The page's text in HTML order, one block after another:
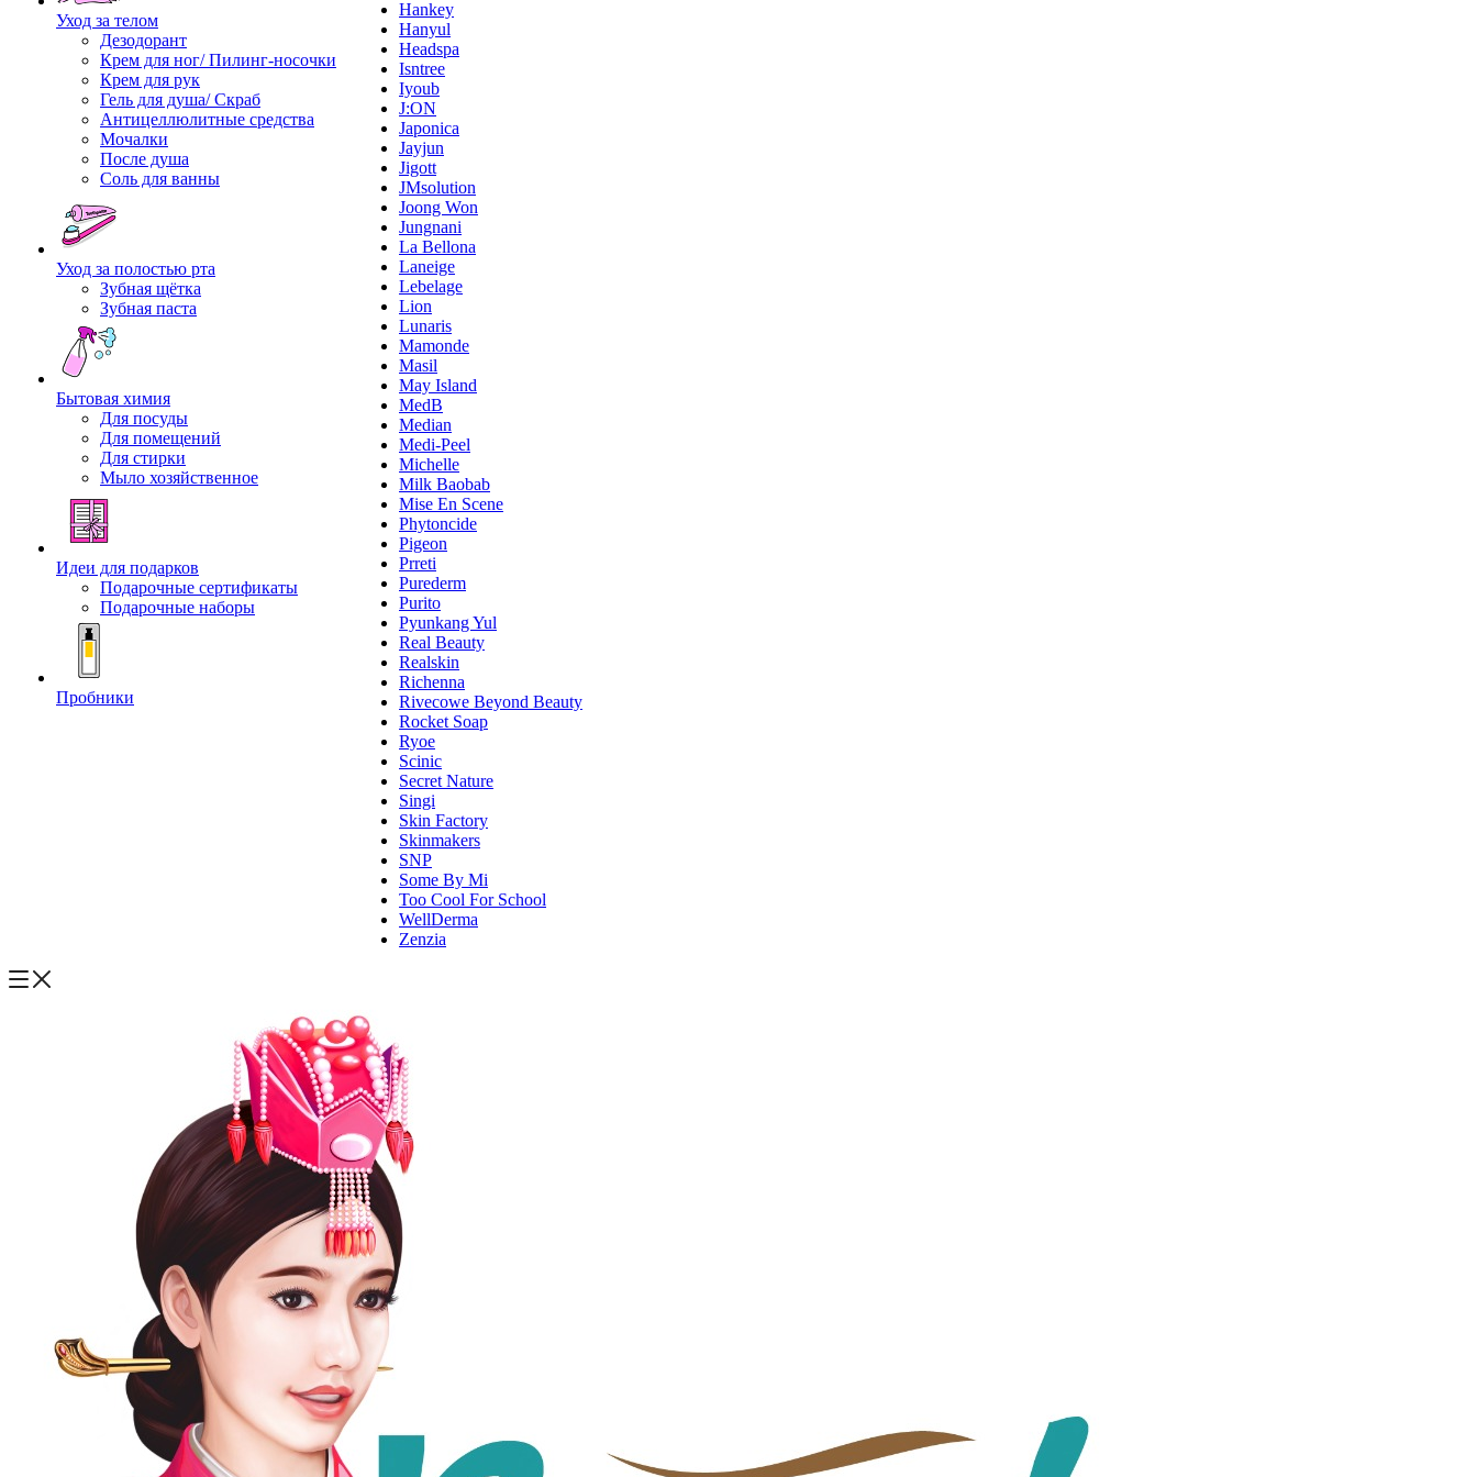
Уход за телом
Дезодорант
Крем для ног/ Пилинг-носочки
Крем для рук
Гель для душа/ Скраб
Антицеллюлитные средства
Мочалки
После душа
Соль для ванны
Уход за полостью рта
Зубная щётка
Зубная паста
Бытовая химия
Для посуды
Для помещений
Для стирки
Мыло хозяйственное
Идеи для подарков
Подарочные сертификаты
Подарочные наборы
Пробники
Hankey
Hanyul
Headspa
Isntree
Iyoub
J:ON
Japonica
Jayjun
Jigott
JMsolution
Joong Won
Jungnani
La Bellona
Laneige
Lebelage
Lion
Lunaris
Mamonde
Masil
May Island
MedB
Median
Medi-Peel
Michelle
Milk Baobab
Mise En Scene
Phytoncide
Pigeon
Prreti
Purederm
Purito
Pyunkang Yul
Real Beauty
Realskin
Richenna
Rivecowe Beyond Beauty
Rocket Soap
Ryoe
Scinic
Secret Nature
Singi
Skin Factory
Skinmakers
SNP
Some By Mi
Too Cool For School
WellDerma
Zenzia